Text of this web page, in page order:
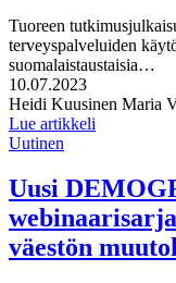
Tuoreen
terveyspalveluiden
suomalaistaustaisia…
Julkaistu:
10.07.2023
Kirjoittajat:
Heidi Kuusinen Maria
Lue artikkeli
Uutinen
Uusi
väestön